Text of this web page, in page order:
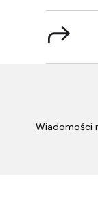
Wiadomości